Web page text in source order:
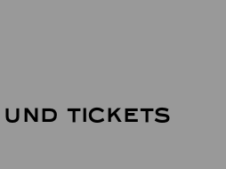
TICKETS